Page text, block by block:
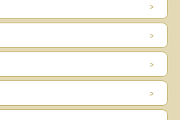
▲赤の内側